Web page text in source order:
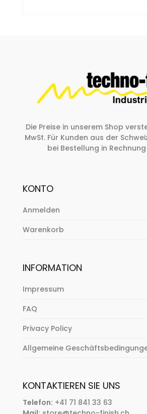
Die Preise in unserem Shop
MwSt. Für Kunden aus der
bei Bestellung in
KONTO
Anmelden
Warenkorb
INFORMATION
Impressum
FAQ
Privacy Policy
Allgemeine
KONTAKTIEREN SIE UNS
Telefon: +41 71 841 33 63